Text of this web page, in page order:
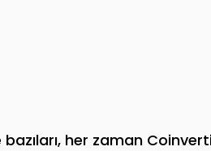
her zaman